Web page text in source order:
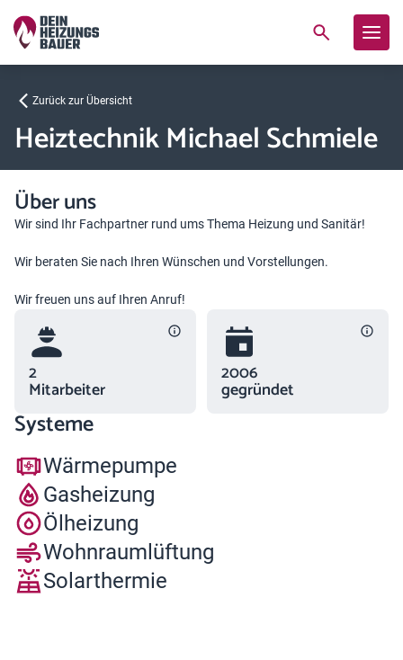
Zurück zur Übersicht
Heiztechnik Michael Schmiele
Über uns
Wir sind Ihr Fachpartner rund ums Thema Heizung und Sanitär!
Wir beraten Sie nach Ihren Wünschen und Vorstellungen.
Wir freuen uns auf Ihren Anruf!
2
Mitarbeiter
2006
gegründet
Systeme
Wärmepumpe
Gasheizung
Ölheizung
Wohnraumlüftung
Solarthermie